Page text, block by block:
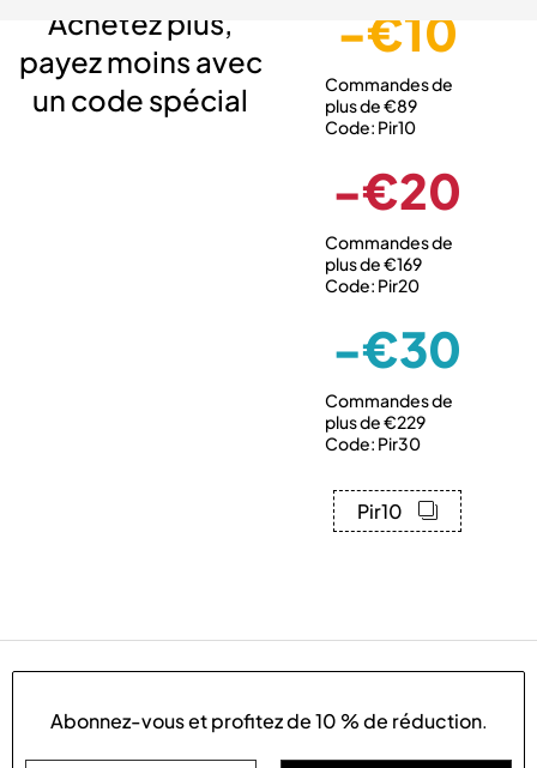
Achetez plus,
payez moins avec
un code spécial
-€10
Commandes de
plus de €89
Code: Pir10
-€20
Commandes de
plus de €169
Code: Pir20
-€30
Commandes de
plus de €229
Code: Pir30
Pir10
Abonnez-vous et profitez de10 % de réduction.